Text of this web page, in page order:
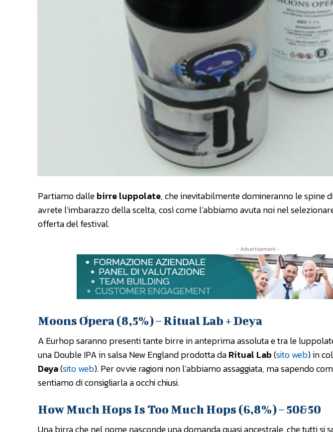
Partiamo dallebirre luppolate, che inevitabilmente domineranno le spine
avrete l’imbarazzo della scelta, così come l’abbiamo avuta noi nel
offerta del festival.
- Advertisement -
Moons Opera (8,5%) – Ritual Lab + Deya
A Eurhop saranno presenti tante birre in anteprima assoluta e tra le
una Double IPA in salsa New England prodotta daRitual Lab(sito web) in
Deya(sito web). Per ovvie ragioni non l’abbiamo assaggiata, ma sapendo
sentiamo di consigliarla a occhi chiusi.
How Much Hops Is Too Much Hops (6,8%) – 50&50
Una birra che nel nome nasconde una domanda quasi ancestrale, che tutti